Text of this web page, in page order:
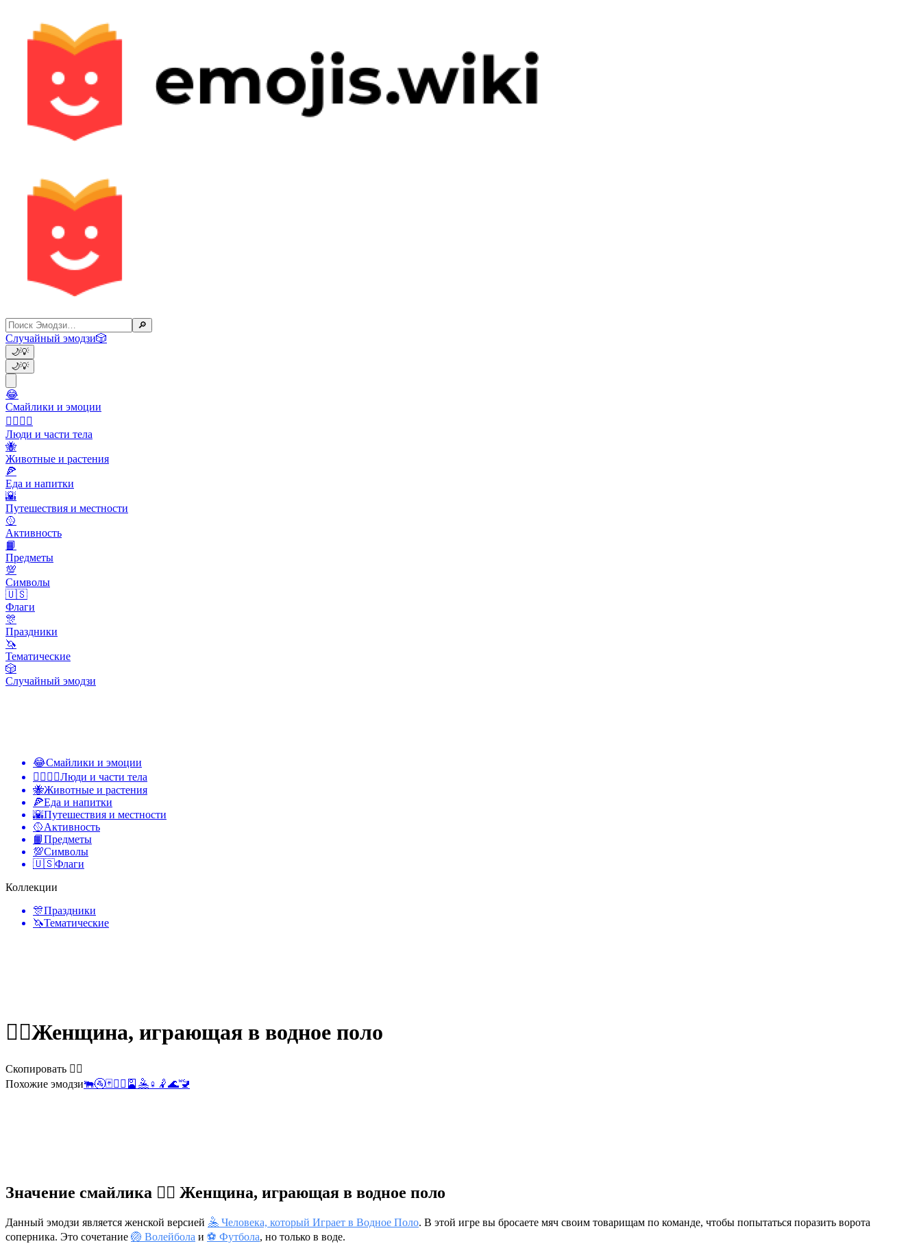
🔎
Случайный эмодзи🎲
🌙💡
🌙💡
😂
Смайлики и эмоции
👩‍❤️‍💋‍👨
Люди и части тела
🐝
Животные и растения
🍕
Еда и напитки
🌇
Путешествия и местности
🥎
Активность
📙
Предметы
💯
Символы
🇺🇸
Флаги
🎊
Праздники
🦄
Тематические
🎲
Случайный эмодзи
😂Смайлики и эмоции
👩‍❤️‍💋‍👨Люди и части тела
🐝Животные и растения
🍕Еда и напитки
🌇Путешествия и местности
🥎Активность
📙Предметы
💯Символы
🇺🇸Флаги
Коллекции
🎊Праздники
🦄Тематические
🤽‍♀️Женщина, играющая в водное поло
Скопировать 🤽‍♀️
Похожие эмодзи🐃🚰🃏 🤽‍♂️ 🎴 🤽♀️ 🤾🌊🚾
Значение смайлика 🤽‍♀️ Женщина, играющая в водное поло
Данный эмодзи является женской версией 🤽 Человека, который Играет в Водное Поло. В этой игре вы бросаете мяч своим товарищам по команде, чтобы попытаться поразить ворота
соперника. Это сочетание 🏐 Волейбола и ⚽ Футбола, но только в воде.